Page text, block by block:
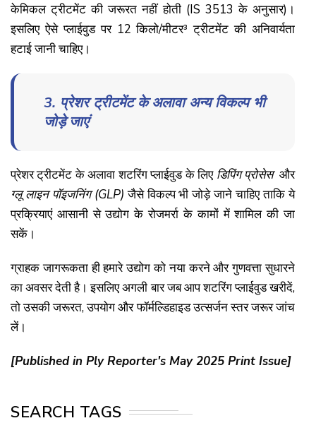
केमिकल ट्रीटमेंट की जरूरत नहीं होती (IS 3513 के अनुसार)।
इसलिए ऐसे प्लाईवुड पर 12 किलो/मीटर³ ट्रीटमेंट की अनिवार्यता
हटाई जानी चाहिए।
3. प्रेशर ट्रीटमेंट के अलावा अन्य विकल्प भी
जोड़े जाएं
प्रेशर ट्रीटमेंट के अलावा शटरिंग प्लाईवुड के लिए डिपिंग प्रोसेसऔर
ग्लू लाइन पॉइजनिंग(GLP) जैसे विकल्प भी जोड़े जाने चाहिए ताकि ये
प्रक्रियाएं आसानी से उद्योग के रोजमर्रा के कामों में शामिल की जा
सकें।
ग्राहक जागरूकता ही हमारे उद्योग को नया करने और गुणवत्ता सुधारने
का अवसर देती है। इसलिए अगली बार जब आप शटरिंग प्लाईवुड खरीदें,
तो उसकी जरूरत, उपयोग और फॉर्मल्डिहाइड उत्सर्जन स्तर जरूर जांच
लें।
[Published in Ply Reporter's May 2025 Print Issue]
SEARCH TAGS